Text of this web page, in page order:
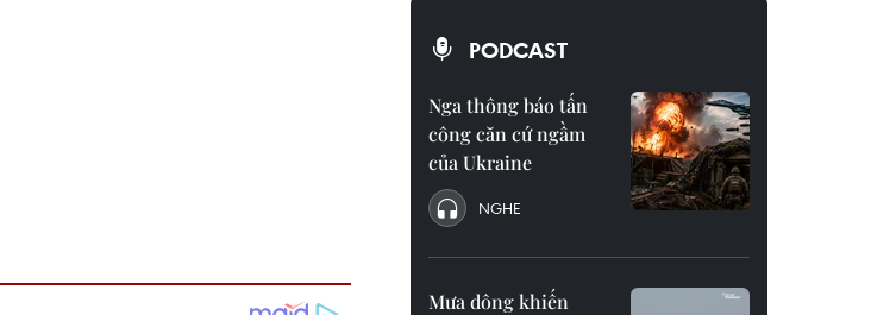
PODCAST
Nga thông báo tấn
công căn cứ ngầm
của Ukraine
NGHE
Mưa dông khiến